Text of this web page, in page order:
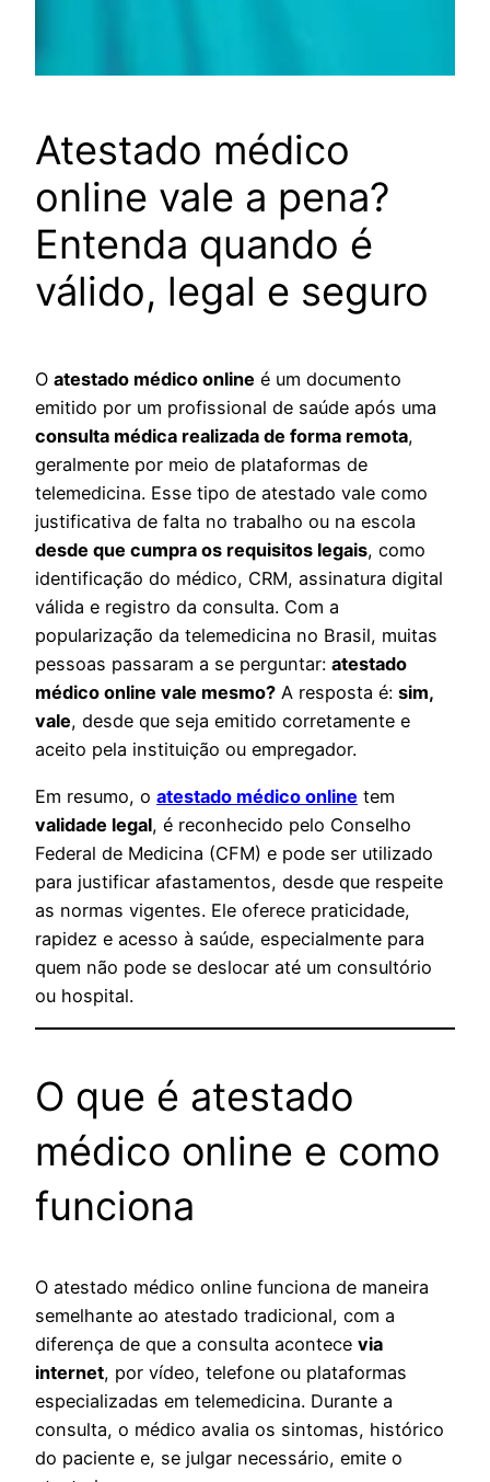
Atestado médico
online vale a pena?
Entenda quando é
válido, legal e seguro
O atestado médico online é um documento
emitido por um profissional de saúde após uma
consulta médica realizada de forma remota,
geralmente por meio de plataformas de
telemedicina. Esse tipo de atestado vale como
justificativa de falta no trabalho ou na escola
desde que cumpra os requisitos legais, como
identificação do médico, CRM, assinatura digital
válida e registro da consulta. Com a
popularização da telemedicina no Brasil, muitas
pessoas passaram a se perguntar: atestado
médico online vale mesmo? A resposta é: sim,
vale, desde que seja emitido corretamente e
aceito pela instituição ou empregador.
Em resumo, o atestado médico online tem
validade legal, é reconhecido pelo Conselho
Federal de Medicina (CFM) e pode ser utilizado
para justificar afastamentos, desde que respeite
as normas vigentes. Ele oferece praticidade,
rapidez e acesso à saúde, especialmente para
quem não pode se deslocar até um consultório
ou hospital.
O que é atestado
médico online e como
funciona
O atestado médico online funciona de maneira
semelhante ao atestado tradicional, com a
diferença de que a consulta acontece via
internet, por vídeo, telefone ou plataformas
especializadas em telemedicina. Durante a
consulta, o médico avalia os sintomas, histórico
do paciente e, se julgar necessário, emite o